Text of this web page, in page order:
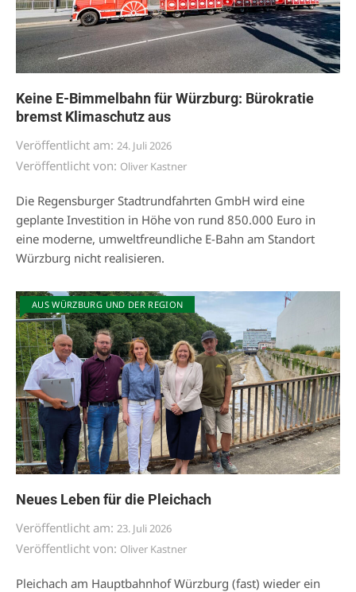
Keine E-Bimmelbahn für Würzburg: Bürokratie
bremst Klimaschutz aus
Veröffentlicht am: 24. Juli 2026
Veröffentlicht von: Oliver Kastner
Die Regensburger Stadtrundfahrten GmbH wird eine
geplante Investition in Höhe von rund 850.000 Euro in
eine moderne, umweltfreundliche E-Bahn am Standort
Würzburg nicht realisieren.
AUS WÜRZBURG UND DER REGION
Neues Leben für die Pleichach
Veröffentlicht am: 23. Juli 2026
Veröffentlicht von: Oliver Kastner
Pleichach am Hauptbahnhof Würzburg (fast) wieder ein